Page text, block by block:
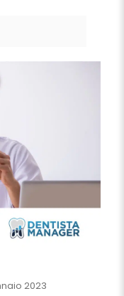
2023